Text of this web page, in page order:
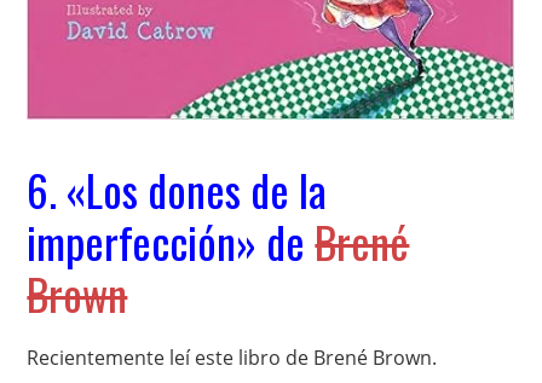
6. «Los dones de la
imperfección» deBrené
Brown
Recientemente leí este libro de Brené Brown.